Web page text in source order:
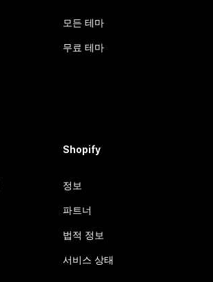
모든 테마
무료 테마
Shopify
정보
파트너
법적 정보
서비스 상태